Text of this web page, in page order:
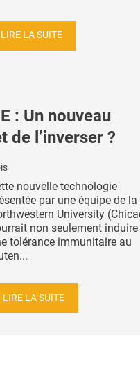
LIRE LA SUITE
: Un nouveau
de l’inverser ?
nouvelle technologie
par une équipe de la
University
non seulement induire
tolérance immunitaire au
LIRE LA SUITE